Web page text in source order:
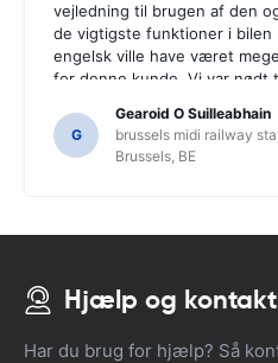
vejledning til brugen af ​​den
de vigtigste funktioner i bilen
engelsk ville have været
for denne kunde. Vi var nødt
vejledning, og kun for det
have regnet ud af SAT NAV's
G
Gearoid O Suilleabhain
brussels midi railway
Brussels, BE
Hjælp og kontakt
Har du brug for hjælp? Så